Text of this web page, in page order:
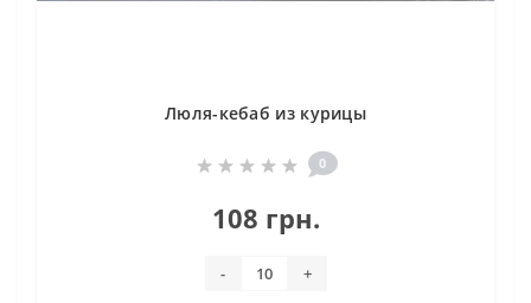
Люля-кебаб из курицы
0
108 грн.
- +